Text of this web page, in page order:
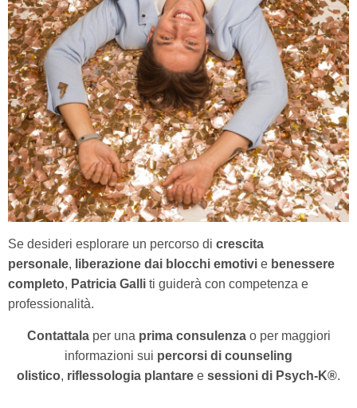
Se desideri esplorare un percorso di crescita
personale, liberazione dai blocchi emotivi e benessere
completo, Patricia Galli ti guiderà con competenza e
professionalità.
Contattalaper una prima consulenzao per maggiori
informazioni sui percorsi di counseling
olistico, riflessologia plantare e sessioni di Psych-K®.